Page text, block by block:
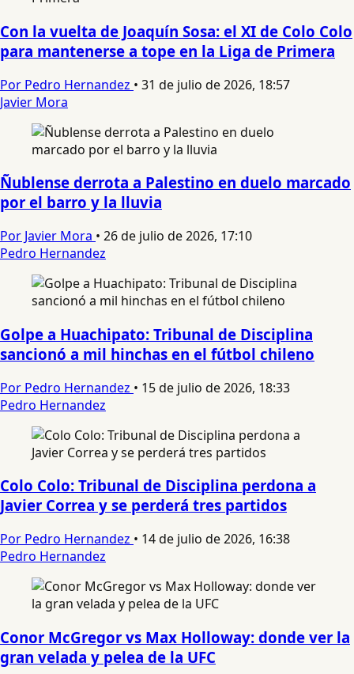
Con la vuelta de Joaquín Sosa: el XI de Colo Colo
para mantenerse a tope en la Liga de Primera
Por Pedro Hernandez • 31 de julio de 2026, 18:57
Javier Mora
Ñublense derrota a Palestino en duelo marcado
por el barro y la lluvia
Por Javier Mora • 26 de julio de 2026, 17:10
Pedro Hernandez
Golpe a Huachipato: Tribunal de Disciplina
sancionó a mil hinchas en el fútbol chileno
Por Pedro Hernandez • 15 de julio de 2026, 18:33
Pedro Hernandez
Colo Colo: Tribunal de Disciplina perdona a
Javier Correa y se perderá tres partidos
Por Pedro Hernandez • 14 de julio de 2026, 16:38
Pedro Hernandez
Conor McGregor vs Max Holloway: donde ver la
gran velada y pelea de la UFC